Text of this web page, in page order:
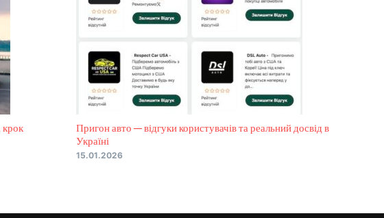
крок
Пригон авто — відгуки користувачів та реальний досвід в
Україні
15.01.2026